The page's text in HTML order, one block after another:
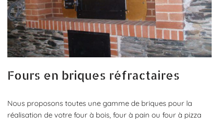
Fours en briques réfractaires
Nous proposons toutes une gamme de briques pour la
réalisation de votre four à bois, four à pain ou four à pizza